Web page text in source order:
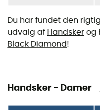
Du har fundet den
udvalg af Handsker og
Black Diamond!
Handsker - Damer